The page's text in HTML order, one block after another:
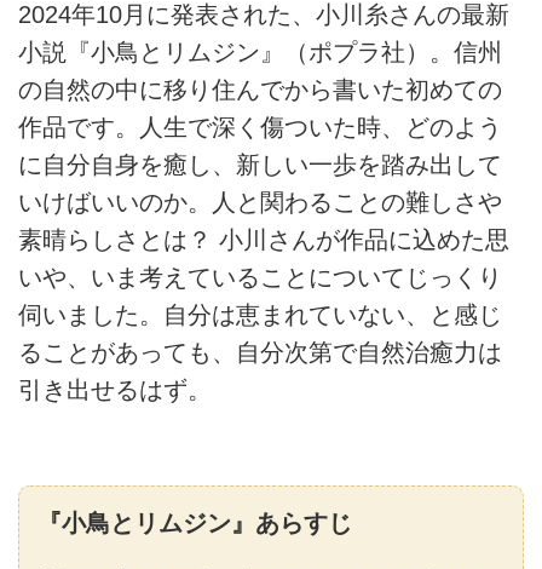
2024年10月に発表された、小川糸さんの最新
小説『小鳥とリムジン』（ポプラ社）。信州
の自然の中に移り住んでから書いた初めての
作品です。人生で深く傷ついた時、どのよう
に自分自身を癒し、新しい一歩を踏み出して
いけばいいのか。人と関わることの難しさや
素晴らしさとは？ 小川さんが作品に込めた思
いや、いま考えていることについてじっくり
伺いました。自分は恵まれていない、と感じ
ることがあっても、自分次第で自然治癒力は
引き出せるはず。
『小鳥とリムジン』あらすじ